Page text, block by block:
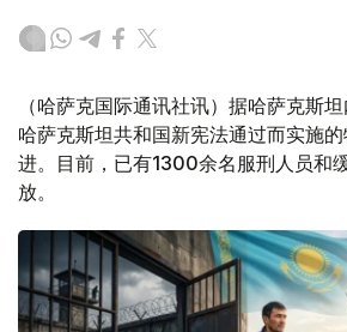
（哈萨克国际通讯社讯）据哈萨克斯
哈萨克斯坦共和国新宪法通过而实施
进。目前，已有1300余名服刑人员和
放。